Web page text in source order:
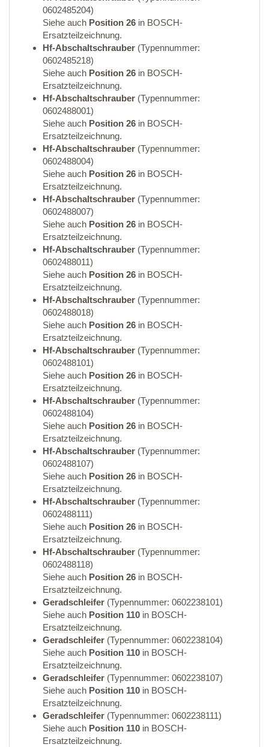
0602485204)
Siehe auch Position 26 in BOSCH-
Ersatzteilzeichnung.
Hf-Abschaltschrauber (Typennummer:
0602485218)
Siehe auch Position 26 in BOSCH-
Ersatzteilzeichnung.
Hf-Abschaltschrauber (Typennummer:
0602488001)
Siehe auch Position 26 in BOSCH-
Ersatzteilzeichnung.
Hf-Abschaltschrauber (Typennummer:
0602488004)
Siehe auch Position 26 in BOSCH-
Ersatzteilzeichnung.
Hf-Abschaltschrauber (Typennummer:
0602488007)
Siehe auch Position 26 in BOSCH-
Ersatzteilzeichnung.
Hf-Abschaltschrauber (Typennummer:
0602488011)
Siehe auch Position 26 in BOSCH-
Ersatzteilzeichnung.
Hf-Abschaltschrauber (Typennummer:
0602488018)
Siehe auch Position 26 in BOSCH-
Ersatzteilzeichnung.
Hf-Abschaltschrauber (Typennummer:
0602488101)
Siehe auch Position 26 in BOSCH-
Ersatzteilzeichnung.
Hf-Abschaltschrauber (Typennummer:
0602488104)
Siehe auch Position 26 in BOSCH-
Ersatzteilzeichnung.
Hf-Abschaltschrauber (Typennummer:
0602488107)
Siehe auch Position 26 in BOSCH-
Ersatzteilzeichnung.
Hf-Abschaltschrauber (Typennummer:
0602488111)
Siehe auch Position 26 in BOSCH-
Ersatzteilzeichnung.
Hf-Abschaltschrauber (Typennummer:
0602488118)
Siehe auch Position 26 in BOSCH-
Ersatzteilzeichnung.
Geradschleifer (Typennummer: 0602238101)
Siehe auch Position 110 in BOSCH-
Ersatzteilzeichnung.
Geradschleifer (Typennummer: 0602238104)
Siehe auch Position 110 in BOSCH-
Ersatzteilzeichnung.
Geradschleifer (Typennummer: 0602238107)
Siehe auch Position 110 in BOSCH-
Ersatzteilzeichnung.
Geradschleifer (Typennummer: 0602238111)
Siehe auch Position 110 in BOSCH-
Ersatzteilzeichnung.